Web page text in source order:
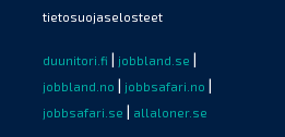
tietosuojaselosteet
duunitori.fi | jobbland.se |
jobbland.no | jobbsafari.no |
jobbsafari.se | allaloner.se